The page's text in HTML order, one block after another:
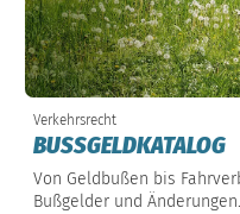
Verkehrsrecht
BUSSGELDKATALOG
Von Geldbußen bis
Bußgelder und Änderungen.